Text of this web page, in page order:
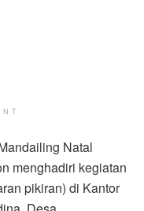
Natal
menghadiri kegiatan
pikiran) di Kantor